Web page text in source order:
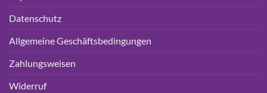
Datenschutz
Allgemeine Geschäftsbedingungen
Zahlungsweisen
Widerruf